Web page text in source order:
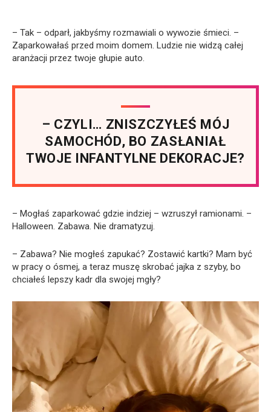
– Tak – odparł, jakbyśmy rozmawiali o wywozie śmieci. –
Zaparkowałaś przed moim domem. Ludzie nie widzą całej
aranżacji przez twoje głupie auto.
– CZYLI… ZNISZCZYŁEŚ MÓJ
SAMOCHÓD, BO ZASŁANIAŁ
TWOJE INFANTYLNE DEKORACJE?
– Mogłaś zaparkować gdzie indziej – wzruszył ramionami. –
Halloween. Zabawa. Nie dramatyzuj.
– Zabawa? Nie mogłeś zapukać? Zostawić kartki? Mam być
w pracy o ósmej, a teraz muszę skrobać jajka z szyby, bo
chciałeś lepszy kadr dla swojej mgły?